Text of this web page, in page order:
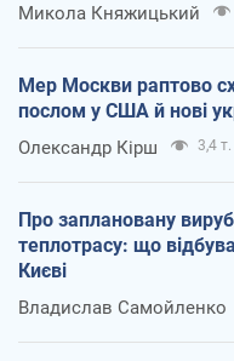
Микола Княжицький
Мер Москви раптово
послом у США й нові
Олександр Кірш 3,4 т.
Про заплановану
теплотрасу: що
Києві
Владислав Самойленко